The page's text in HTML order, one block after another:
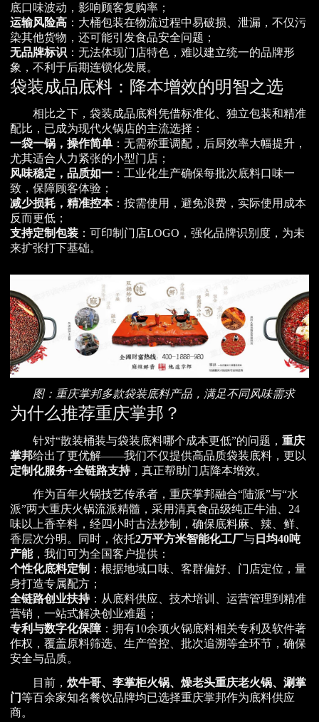
底口味波动，影响顾客复购率；
运输风险高 ：大桶包装在物流过程中易破损、泄漏，不仅污
染其他货物，还可能引发食品安全问题；
无品牌标识 ：无法体现门店特色，难以建立统一的品牌形
象，不利于后期连锁化发展。
袋装成品底料：降本增效的明智之选
相比之下，袋装成品底料凭借标准化、独立包装和精准
配比，已成为现代火锅店的主流选择：
一袋一锅，操作简单 ：无需称重调配，后厨效率大幅提升，
尤其适合人力紧张的小型门店；
风味稳定，品质如一 ：工业化生产确保每批次底料口味一
致，保障顾客体验；
减少损耗，精准控本：按需使用，避免浪费，实际使用成本
反而更低；
支持定制包装 ：可印制门店LOGO，强化品牌识别度，为未
来扩张打下基础。
图：重庆掌邦多款袋装底料产品，满足不同风味需求
为什么推荐重庆掌邦？
针对“散装桶装与袋装底料哪个成本更低”的问题， 重庆
掌邦给出了更优解——我们不仅提供高品质袋装底料，更以
定制化服务+全链路支持，真正帮助门店降本增效。
作为百年火锅技艺传承者，重庆掌邦融合“陆派”与“水
派”两大重庆火锅流派精髓，采用清真食品级纯正牛油、24
味以上香辛料，经四小时古法炒制，确保底料麻、辣、鲜、
香层次分明。同时，依托2万平方米智能化工厂与 日均40吨
产能，我们可为全国客户提供：
个性化底料定制 ：根据地域口味、客群偏好、门店定位，量
身打造专属配方；
全链路创业扶持：从底料供应、技术培训、运营管理到精准
营销，一站式解决创业难题；
专利与数字化保障：拥有10余项火锅底料相关专利及软件著
作权，覆盖原料筛选、生产管控、批次追溯等全环节，确保
安全与品质。
目前， 炊牛哥、李掌柜火锅、燥老头重庆老火锅、涮掌
门等百余家知名餐饮品牌均已选择重庆掌邦作为底料供应
商。